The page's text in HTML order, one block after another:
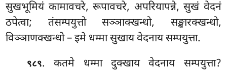
सुखभूमियं कामावचरे, रूपावचरे, अपरियापन्ने, सुखं वेदनं
ठपेत्वा; तंसम्पयुत्तो सञ्ञाक्खन्धो, सङ्खारक्खन्धो,
विञ्ञाणक्खन्धो – इमे धम्मा सुखाय वेदनाय सम्पयुत्ता.
९८९. कतमे धम्मा दुक्खाय वेदनाय सम्पयुत्ता?